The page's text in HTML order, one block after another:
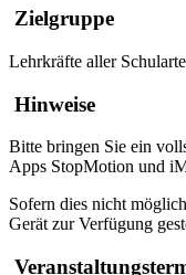
Zielgruppe
Lehrkräfte aller
Hinweise
Bitte bringen Sie ein
Apps StopMotion und
Sofern dies nicht
Gerät zur Verfügung